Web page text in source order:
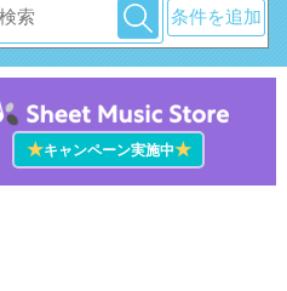
条件を追加
★キャンペーン実施中★